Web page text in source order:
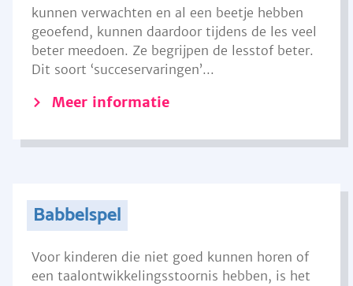
kunnen verwachten en al een beetje hebben
geoefend, kunnen daardoor tijdens de les veel
beter meedoen. Ze begrijpen de lesstof beter.
Dit soort ‘succeservaringen’...
Meer informatie
Babbelspel
Voor kinderen die niet goed kunnen horen of
een taalontwikkelingsstoornis hebben, is het